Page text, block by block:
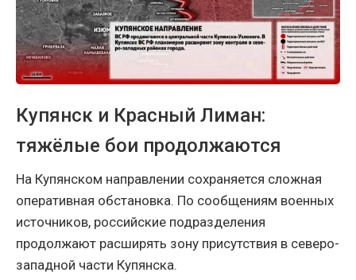
Купянск и Красный Лиман:
тяжёлые бои продолжаются
На Купянском направлении сохраняется сложная
оперативная обстановка. По сообщениям военных
источников, российские подразделения
продолжают расширять зону присутствия в северо-
западной части Купянска.